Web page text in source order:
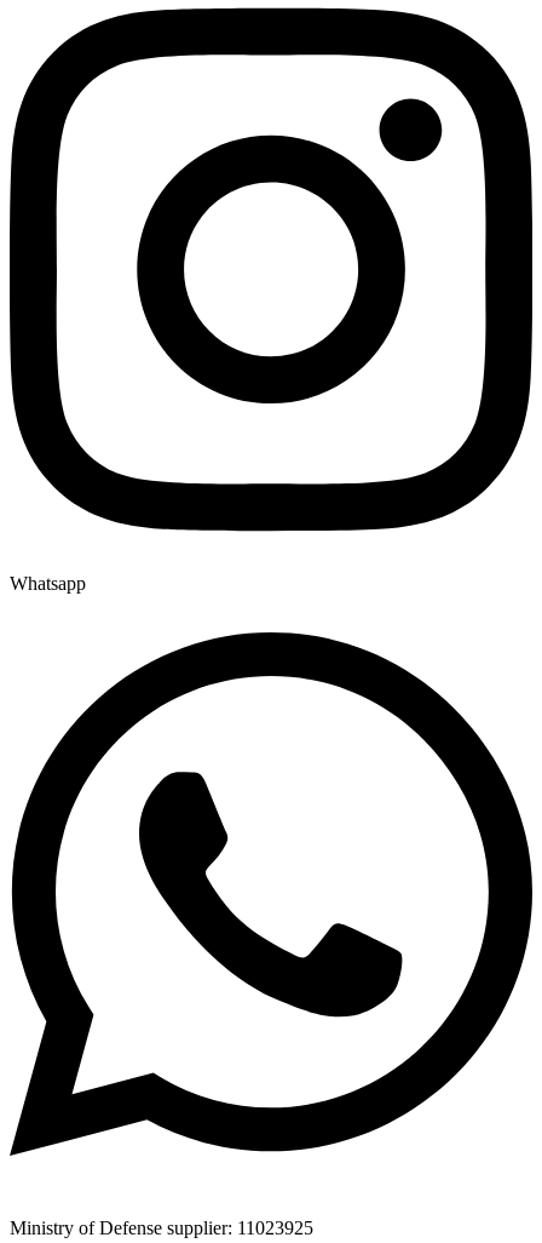
Whatsapp
Ministry of Defense supplier: 11023925